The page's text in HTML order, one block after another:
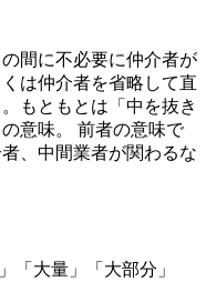
間に不必要に仲介者が
は仲介者を省略して直
もともとは「中を抜き
意味。 前者の意味で
、中間業者が関わるな
「大量」「大部分」